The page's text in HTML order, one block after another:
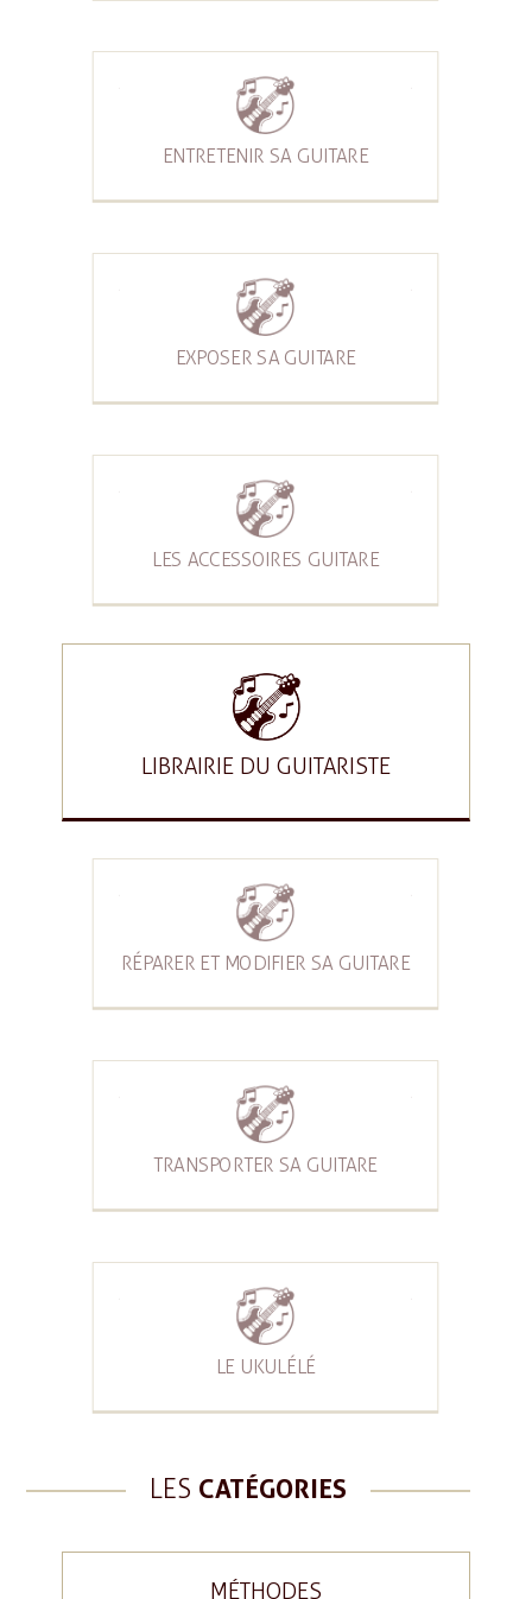
ENTRETENIR SA GUITARE
EXPOSER SA GUITARE
LES ACCESSOIRES GUITARE
LIBRAIRIE DU GUITARISTE
RÉPARER ET MODIFIER SA GUITARE
TRANSPORTER SA GUITARE
LE UKULÉLÉ
LES CATÉGORIES
MÉTHODES